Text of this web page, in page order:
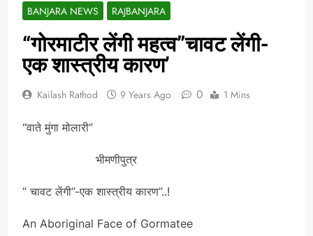
BANJARA NEWS RAJBANJARA
“गोरमाटीर लेंगी महत्व”चावट लेंगी-
एक शास्त्रीय कारण’
Kailash Rathod 9 Years Ago 0 1 Mins
“वाते मुंगा मोलारी”
भीमणीपुत्र
” चावट लेंगी”-एक शास्त्रीय कारण”..!
An Aboriginal Face of Gormatee